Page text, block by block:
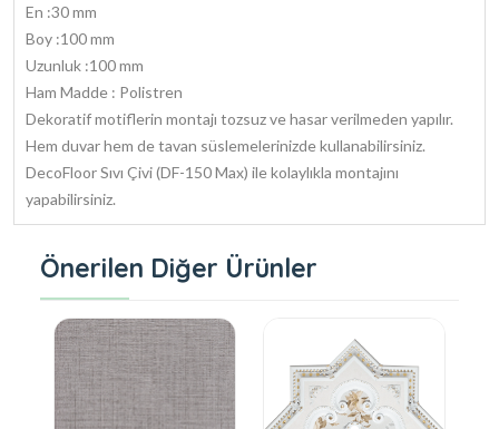
En :30 mm
Boy :100 mm
Uzunluk :100 mm
Ham Madde : Polistren
Dekoratif motiflerin montajı tozsuz ve hasar verilmeden yapılır.
Hem duvar hem de tavan süslemelerinizde kullanabilirsiniz.
DecoFloor Sıvı Çivi (DF-150 Max) ile kolaylıkla montajını
yapabilirsiniz.
Önerilen Diğer Ürünler